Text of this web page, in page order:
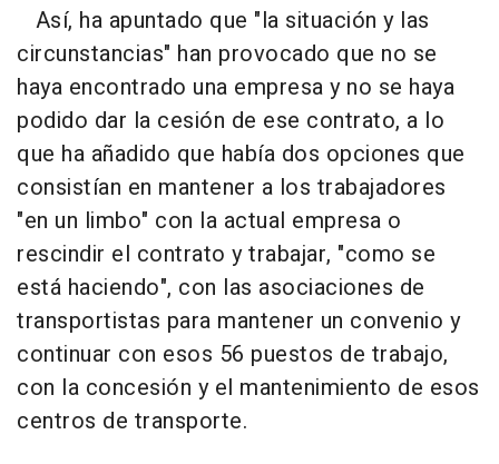
Así, ha apuntado que "la situación y las
circunstancias" han provocado que no se
haya encontrado una empresa y no se haya
podido dar la cesión de ese contrato, a lo
que ha añadido que había dos opciones que
consistían en mantener a los trabajadores
"en un limbo" con la actual empresa o
rescindir el contrato y trabajar, "como se
está haciendo", con las asociaciones de
transportistas para mantener un convenio y
continuar con esos 56 puestos de trabajo,
con la concesión y el mantenimiento de esos
centros de transporte.